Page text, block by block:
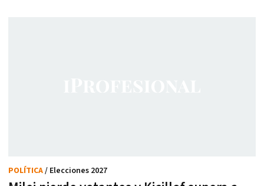
POLÍTICA/ Elecciones 2027